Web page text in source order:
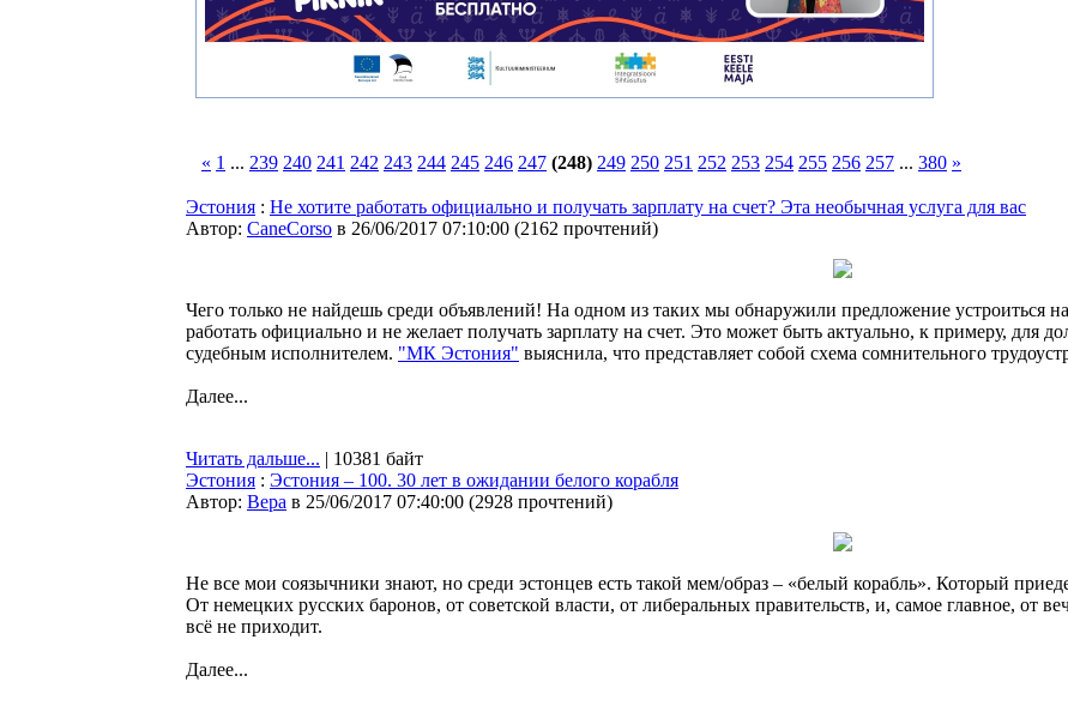
« 1 ... 239 240 241 242 243 244 245 246 247 (248) 249 250 251 252 253 254 255 256 257 ... 380 »
Эстония : Не хотите работать официально и получать зарплату на счет? Эта необычная услуга для вас
Автор: CaneCorso в 26/06/2017 07:10:00 (2162 прочтений)
Чего только не найдешь среди объявлений! На одном из таких мы обнаружили предложение устроиться
работать официально и не желает получать зарплату на счет. Это может быть актуально, к примеру, для
судебным исполнителем. "МК Эстония" выяснила, что представляет собой схема сомнительного
Далее...
Читать дальше... | 10381 байт
Эстония : Эстония – 100. 30 лет в ожидании белого корабля
Автор: Bepa в 25/06/2017 07:40:00 (2928 прочтений)
Не все мои соязычники знают, но среди эстонцев есть такой мем/образ – «белый корабль». Который
От немецких русских баронов, от советской власти, от либеральных правительств, и, самое главное, от
всё не приходит.
Далее...